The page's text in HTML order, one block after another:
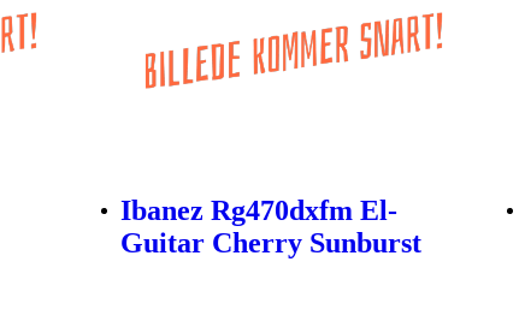
Ibanez Rg470dxfm El-
Guitar Cherry Sunburst